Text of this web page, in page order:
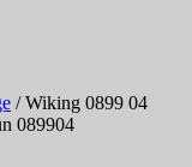
/ Wiking 0899 04
089904